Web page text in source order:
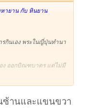
ายาน กับ หินยาน
กินเอง พระในญี่ปุ่นทำนา
ง ออกบิณฑบาตร แต่ไม่มี
ธิสัตว์ (ไม่รู้ใช้คำถูกป่ะ
ซ้านและแขนขวา